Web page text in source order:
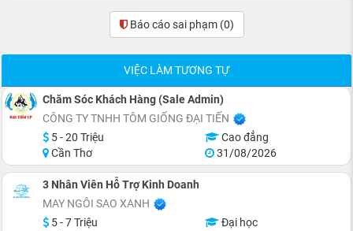
Báo cáo sai phạm (0)
VIỆC LÀM TƯƠNG TỰ
Chăm Sóc Khách Hàng (Sale Admin)
CÔNG TY TNHH TÔM GIỐNG ĐẠI TIẾN
5 - 20 Triệu
Cao đẳng
Cần Thơ
31/08/2026
3 Nhân Viên Hỗ Trợ Kinh Doanh
MAY NGÔI SAO XANH
5 - 7 Triệu
Đại học